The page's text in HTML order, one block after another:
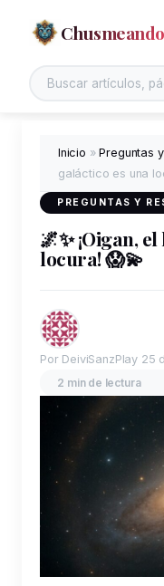
Chusmeando
Buscar en el sitio
Inicio »Preguntas
galáctico es una
PREGUNTAS Y
🌌✨ ¡Oigan,
locura! 😱💫
Por DeiviSanzPlay 25
2 min de lectura